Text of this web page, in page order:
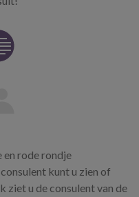
en rode rondje
kunt u zien of
ziet u de consulent van de